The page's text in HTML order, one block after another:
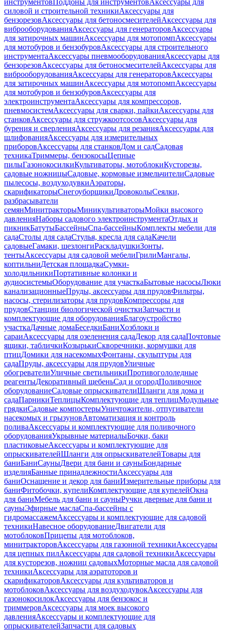
инструментовПоддоны для инструментовАксессуары для
силовой и строительной техникиАксессуары для
бензорезовАксессуары для бетоносмесителейАксессуары для
виброоборудованияАксессуары для генераторовАксессуары
для затирочных машинАксессуары для мотопомпАксессуары
для мотобуров и бензобуровАксессуары для строительного
инструментаАксессуары пневмооборудованияАксессуары для
бензорезовАксессуары для бетоносмесителейАксессуары для
виброоборудованияАксессуары для генераторовАксессуары
для затирочных машинАксессуары для мотопомпАксессуары
для мотобуров и бензобуровАксессуары для
электроинструментаАксессуары для компрессоров,
пневмосистемАксессуары для сварки, пайкиАксессуары для
станковАксессуары для стружкоотсосовАксессуары для
бурения и сверленияАксессуары для резанияАксессуары для
шлифованияАксессуары для измерительных
приборовАксессуары для станковДом и садСадовая
техникаТриммеры, бензокосыЦепные
пилыГазонокосилкиКультиваторы, мотоблокиКусторезы,
садовые ножницыСадовые, кормовые измельчителиСадовые
пылесосы, воздуходувкиАэраторы,
скарификаторыСнегоуборщикиДровоколыСеялки,
разбрасыватели
семянМинитракторыМиникультиваторыМойки высокого
давленияНаборы садового электроинструментаОтдых и
пикникБатутыБассейныСпа-бассейныКомплекты мебели для
садаСтолы для садаСтулья, кресла для садаКачели
садовыеГамаки, шезлонгиРаскладушкиЗонты,
тентыАксессуары для садовой мебелиГрилиМангалы,
коптильниДетская площадкаСумки-
холодильникиПортативные колонки и
аудиосистемыОборудование для участкаБытовые насосыЛюки
канализационныеПруды, аксессуары для прудовФильтры,
насосы, стерилизаторы для прудовКомпрессоры для
прудовСтанции биологической очисткиЗапчасти и
комплектующие для оборудованияБлагоустройство
участкаДачные домаБеседкиБаниХозблоки и
сараиАксессуары для озеленения садаДекор для садаПочтовые
ящики, табличкиКозырькиСкворечники, кормушки для
птицДомики для насекомыхФонтаны, скульптуры для
садаПруды, аксессуары для прудовУличные
обогревателиУличные светильникиПротивогололедные
реагентыДекоративный щебеньСад и огородПоливочное
оборудованиеСадовые опрыскивателиШланги для дома и
садаПарникиТеплицыКомплектующие для теплицМодульные
грядкиСадовые компостерыУничтожители, отпугиватели
насекомых и грызуновАвтоматизация и контроль
поливаАксессуары и комплектующие для поливочного
оборудованияУкрывные материалыБочки, баки
пластиковыеАксессуары и комплектующие для
опрыскивателейШланги для опрыскивателейТовары для
баниБаниСауныДвери для бани и сауныБондарные
изделияБанные принадлежностиАксессуары для
баниОснащение и декор для баниИзмерительные приборы для
баниФитобочки, купелиКомплектующие для купелейОкна
для баниМебель для бани и сауныРучки дверные для бани и
сауныЭфирные маслаСпа-бассейны с
гидромассажемАксессуары и комплектующие для садовой
техникиНавесное оборудованиеДвигатели для
мотоблоковПрицепы для мотоблоков,
минитракторовАксессуары для газонной техникиАксессуары
для цепных пилАксессуары для садовой техникиАксессуары
для кусторезов, ножниц садовыхМоторные масла для садовой
техникиАксессуары для аэратоторов и
скарификаторовАксессуары для культиваторов и
мотоблоковАксессуары для воздуходувокАксессуары для
газонокосилокАксессуары для бензокос и
триммеровАксессуары для моек высокого
давленияАксессуары и комплектующие для
опрыскивателейЗапчасти для садовых